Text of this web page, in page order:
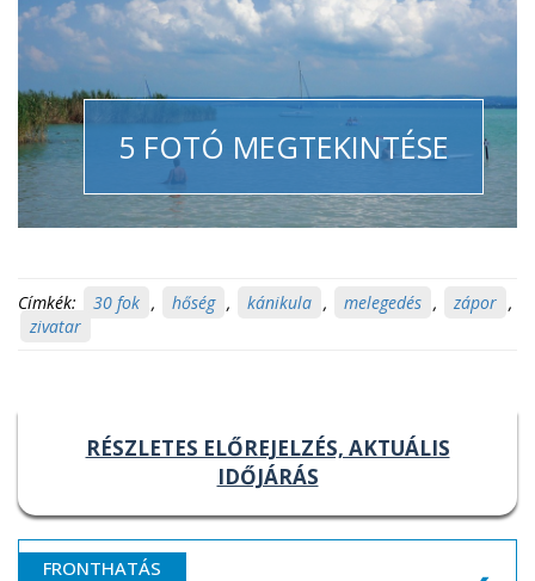
5 FOTÓ MEGTEKINTÉSE
Címkék: 30 fok , hőség , kánikula , melegedés , zápor ,
zivatar
RÉSZLETES ELŐREJELZÉS, AKTUÁLIS
IDŐJÁRÁS
FRONTHATÁS